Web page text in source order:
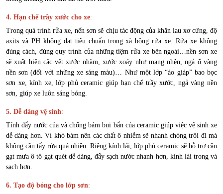
4. Hạn chế trầy xước cho xe:
Trong quá trình rửa xe, nến sơn sẽ chịu tác động của khăn lau xơ cứng, độ
axits và PH không đạt tiêu chuẩn trong xà bông rửa xe. Rửa xe không
đúng cách, đúng quy trình của những tiệm rửa xe bên ngoài…nền sơn xe
sẽ xuất hiện cấc vết xước nhăm, xước xoáy như mạng nhện, ngả ố vàng
nền sơn (đối với những xe sáng màu)… Như một lớp “áo giáp” bao bọc
sơn xe, kính xe, lớp phủ ceramic giúp hạn chế trầy xước, ngả vàng nền
sơn, giúp xe luôn sáng bóng.
5. Dễ dàng vệ sinh:
Tính đẩy nước của và chống bám bụi bẩn của ceramic giúp việc vệ sinh xe
dễ dàng hơn. Vì khó bám nên các chất ô nhiễm sẽ nhanh chóng trôi đi mà
không cần tẩy rửa quá nhiều. Riêng kính lái, lớp phủ ceramic sẽ hỗ trợ cần
gạt mưa ô tô gạt quét dễ dàng, đẩy sạch nước nhanh hơn, kính lái trong và
sạch hơn.
6. Tạo độ bóng cho lớp sơn: